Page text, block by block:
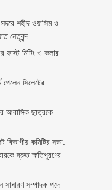
সদরে শহীদ ওয়াসিম ও
নেতৃবৃন্দ
ফাস্ট মিটিং ও কলার
পেলেন সিলেটের
আবাসিক ছাত্রকে
বিভাগীয় কমিটির সভা:
দ্রুত ক্ষতিপূরণের
সাধারণ সম্পাদক পদে